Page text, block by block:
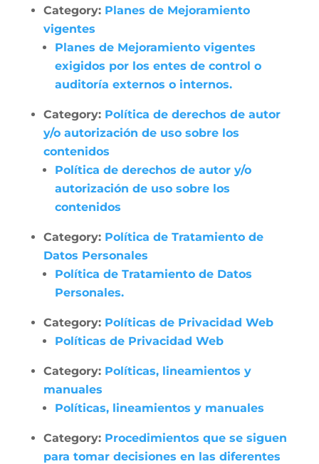
Category: Planes de Mejoramiento
vigentes
Planes de Mejoramiento vigentes
exigidos por los entes de control o
auditoría externos o internos.
Category: Política de derechos de autor
y/o autorización de uso sobre los
contenidos
Política de derechos de autor y/o
autorización de uso sobre los
contenidos
Category: Política de Tratamiento de
Datos Personales
Política de Tratamiento de Datos
Personales.
Category: Políticas de Privacidad Web
Políticas de Privacidad Web
Category: Políticas, lineamientos y
manuales
Políticas, lineamientos y manuales
Category: Procedimientos que se siguen
para tomar decisiones en las diferentes